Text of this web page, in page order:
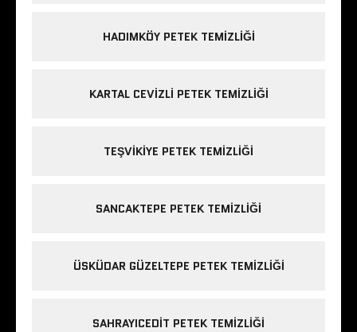
HADIMKÖY PETEK TEMIZLIĞI
KARTAL CEVIZLI PETEK TEMIZLIĞI
TEŞVIKIYE PETEK TEMIZLIĞI
SANCAKTEPE PETEK TEMIZLIĞI
ÜSKÜDAR GÜZELTEPE PETEK TEMIZLIĞI
SAHRAYICEDIT PETEK TEMIZLIĞI